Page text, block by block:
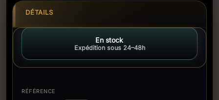
DÉTAILS
En stock
Expédition sous 24–48h
RÉFÉRENCE